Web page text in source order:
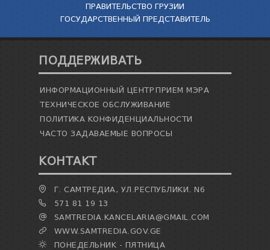
ПРАВИТЕЛЬСТВО ГРУЗИИ
ГОСУДАРСТВЕННЫЙ ПРЕДСТАВИТЕЛЬ
ПОДДЕРЖИВАТЬ
ИНФОРМАЦИОННЫЙ ЦЕНТРПРИЕМ МЭРА
ТЕХНИЧЕСКОЕ ОБСЛУЖИВАНИЕ
ПОЛИТИКА КОНФИДЕНЦИАЛЬНОСТИ
ЧАСТО ЗАДАВАЕМЫЕ ВОПРОСЫ
КОНТАКТ
Г. САМТРЕДИА, УЛ.РЕСПУБЛИКИ. N6
571 81 19 13
SAMTREDIA.KANCELARIA@GMAIL.COM
WWW.SAMTREDIA.GOV.GE
ПОНЕДЕЛЬНИК - ПЯТНИЦА